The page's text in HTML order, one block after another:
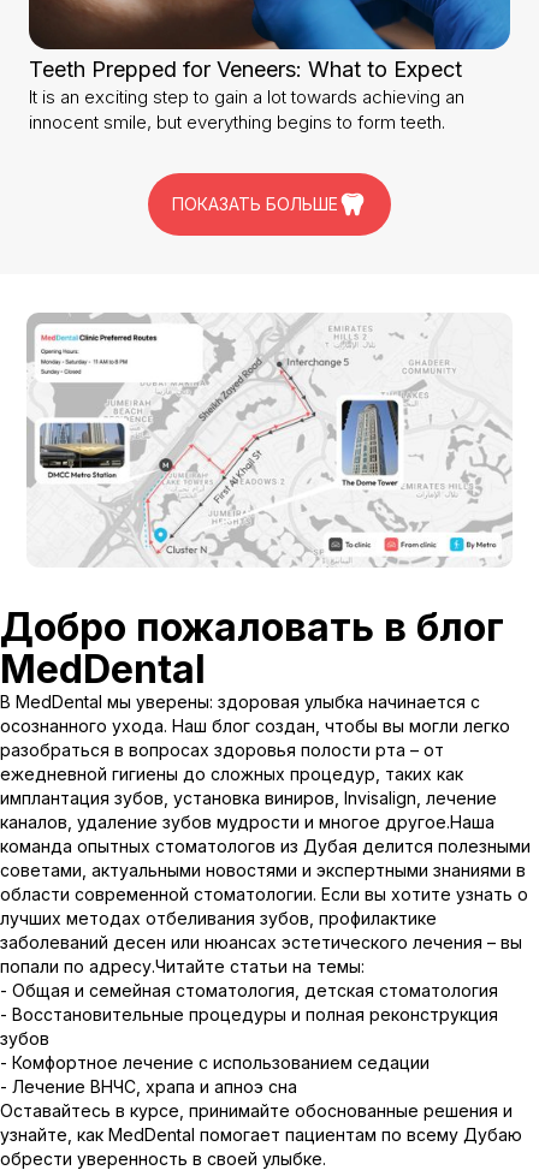
Teeth Prepped for Veneers: What to Expect
It is an exciting step to gain a lot towards achieving an
innocent smile, but everything begins to form teeth.
ПОКАЗАТЬ БОЛЬШЕ
Добро пожаловать в блог
MedDental
В MedDental мы уверены: здоровая улыбка начинается с
осознанного ухода. Наш блог создан, чтобы вы могли легко
разобраться в вопросах здоровья полости рта – от
ежедневной гигиены до сложных процедур, таких как
имплантация зубов, установка виниров, Invisalign, лечение
каналов, удаление зубов мудрости и многое другое.Наша
команда опытных стоматологов из Дубая делится полезными
советами, актуальными новостями и экспертными знаниями в
области современной стоматологии. Если вы хотите узнать о
лучших методах отбеливания зубов, профилактике
заболеваний десен или нюансах эстетического лечения – вы
попали по адресу.Читайте статьи на темы:
- Общая и семейная стоматология, детская стоматология
- Восстановительные процедуры и полная реконструкция
зубов
- Комфортное лечение с использованием седации
- Лечение ВНЧС, храпа и апноэ сна
Оставайтесь в курсе, принимайте обоснованные решения и
узнайте, как MedDental помогает пациентам по всему Дубаю
обрести уверенность в своей улыбке.